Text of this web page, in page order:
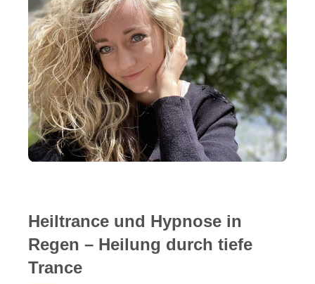
Heiltrance und Hypnose in
Regen – Heilung durch tiefe
Trance